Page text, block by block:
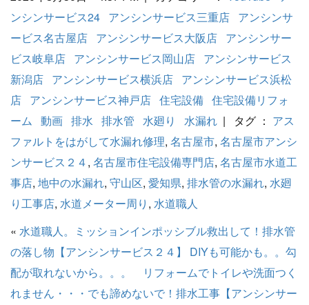
ンシンサービス24 アンシンサービス三重店 アンシンサ
ービス名古屋店 アンシンサービス大阪店 アンシンサー
ビス岐阜店 アンシンサービス岡山店 アンシンサービス
新潟店 アンシンサービス横浜店 アンシンサービス浜松
店 アンシンサービス神戸店 住宅設備 住宅設備リフォ
ーム 動画 排水 排水管 水廻り 水漏れ | タグ ： アス
ファルトをはがして水漏れ修理, 名古屋市, 名古屋市アンシ
ンサービス２４, 名古屋市住宅設備専門店, 名古屋市水道工
事店, 地中の水漏れ, 守山区, 愛知県, 排水管の水漏れ, 水廻
り工事店, 水道メーター周り , 水道職人
« 水道職人。ミッションインポッシブル救出して！排水管
の落し物【アンシンサービス２４】
DIYも可能かも。。勾
配が取れないから。。。 リフォームでトイレや洗面つく
れません・・・でも諦めないで！排水工事【アンシンサー